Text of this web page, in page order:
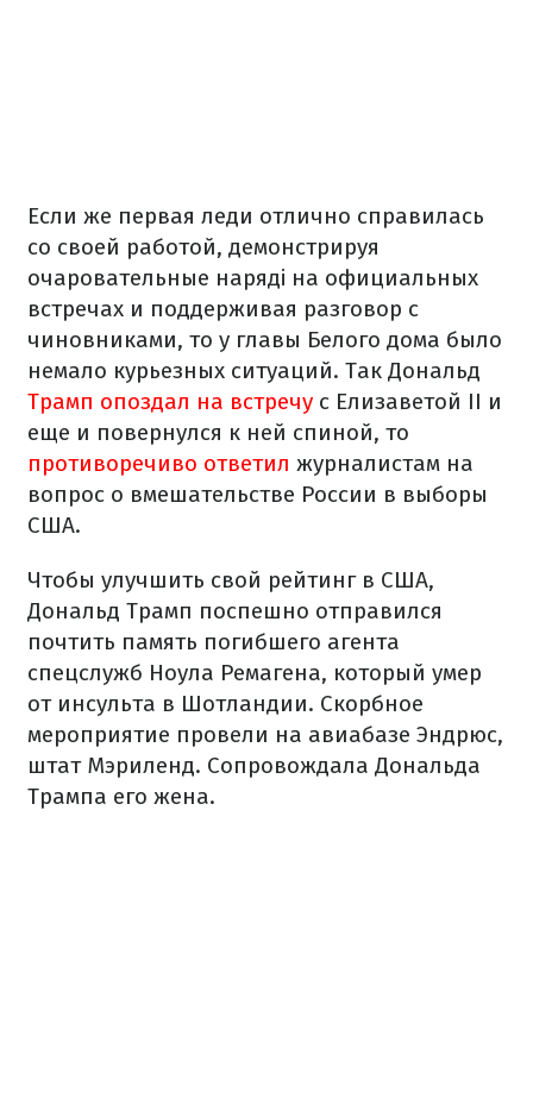
Если же первая леди отлично справилась
со своей работой, демонстрируя
очаровательные наряді на официальных
встречах и поддерживая разговор с
чиновниками, то у главы Белого дома было
немало курьезных ситуаций. Так Дональд
Трамп опоздал на встречу с Елизаветой II и
еще и повернулся к ней спиной, то
противоречиво ответил журналистам на
вопрос о вмешательстве России в выборы
США.
Чтобы улучшить свой рейтинг в США,
Дональд Трамп поспешно отправился
почтить память погибшего агента
спецслужб Ноула Ремагена, который умер
от инсульта в Шотландии. Скорбное
мероприятие провели на авиабазе Эндрюс,
штат Мэриленд. Сопровождала Дональда
Трампа его жена.